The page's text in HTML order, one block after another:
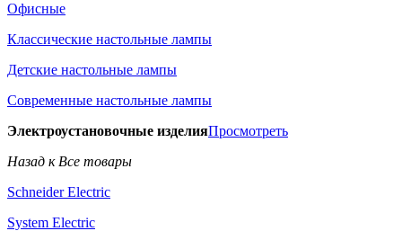
Офисные
Классические настольные лампы
Детские настольные лампы
Современные настольные лампы
Электроустановочные изделияПросмотреть
Назад к Все товары
Schneider Electric
System Electric